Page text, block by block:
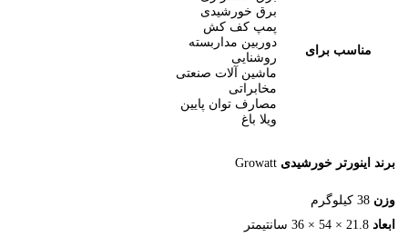
برای
برق خورشیدی
پمپ کف کش
دوربین مداربسته
روشنایی
ماشین آلات صنعتی
مصارف توان پایین
خورشیدی Growatt